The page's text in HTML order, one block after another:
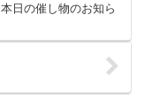
日の催し物のお知ら